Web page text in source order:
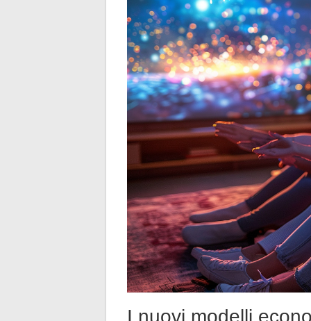
I nuovi modelli